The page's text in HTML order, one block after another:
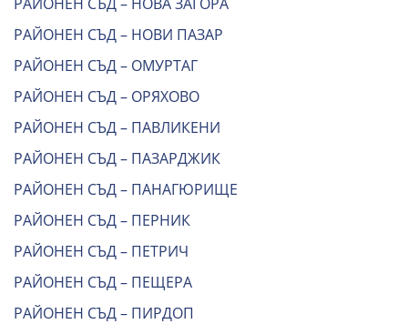
РАЙОНЕН СЪД – НОВИ ПАЗАР
РАЙОНЕН СЪД – ОМУРТАГ
РАЙОНЕН СЪД – ОРЯХОВО
РАЙОНЕН СЪД – ПАВЛИКЕНИ
РАЙОНЕН СЪД – ПАЗАРДЖИК
РАЙОНЕН СЪД – ПАНАГЮРИЩЕ
РАЙОНЕН СЪД – ПЕРНИК
РАЙОНЕН СЪД – ПЕТРИЧ
РАЙОНЕН СЪД – ПЕЩЕРА
РАЙОНЕН СЪД – ПИРДОП